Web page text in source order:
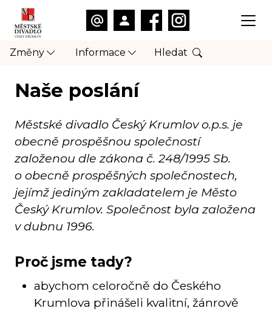
Změny Informace Hledat
Naše poslání
Městské divadlo Český Krumlov o.p.s. je
obecně prospěšnou společností
založenou dle zákona č. 248/1995 Sb.
o obecně prospěšných společnostech,
jejímž jediným zakladatelem je Město
Český Krumlov. Společnost byla založena
v dubnu 1996.
Proč jsme tady?
abychom celoročně do Českého
Krumlova přinášeli kvalitní, žánrově